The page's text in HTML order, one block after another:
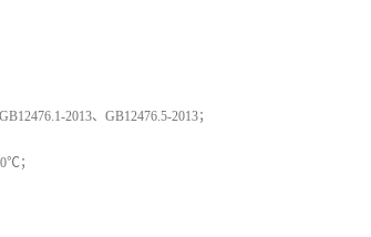
2013、GB12476.5-2013；
；